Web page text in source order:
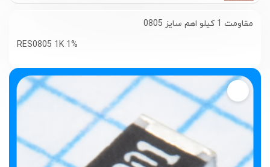
مقاومت 1 کیلو اهم سایز 0805
RES0805 1K 1%